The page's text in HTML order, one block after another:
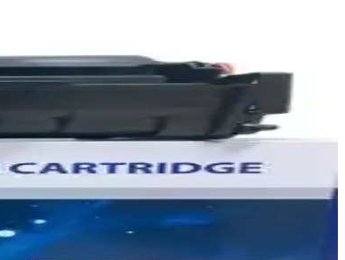
için ideal baskı çözümüdür.
ve ekonomik kullanım sağlar.
değişikliklerinin sektöre yansımaları ele alınıyor.
sağlar.